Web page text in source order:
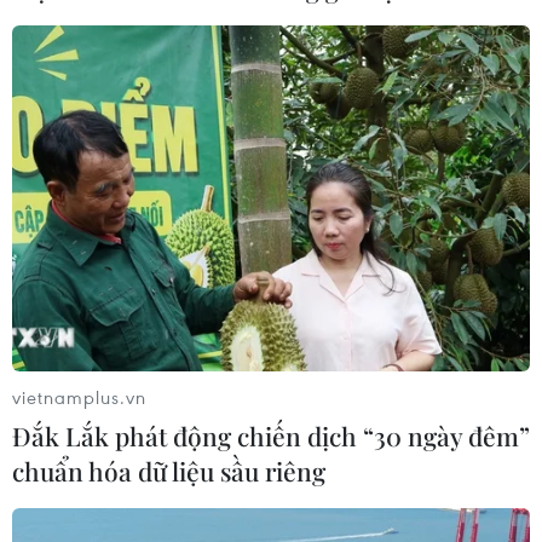
SpaceSpeakers
14/06/2026 10:17
Cảm nhận vẻ đẹp thi ca Tây Ban Nha
thông qua tập thơ của dịch giả Lưu
Vạn Kha
11/06/2026 22:44
Phim truyền hình 'Lửa trắng': Cảnh
báo về những cạm bẫy ma túy trong
giới trẻ
10/06/2026 12:05
“Mỗi nghề một bông hoa” truyền
vietnamplus.vn
Đắk Lắk phát động chiến dịch “30 ngày đêm”
chuẩn hóa dữ liệu sầu riêng